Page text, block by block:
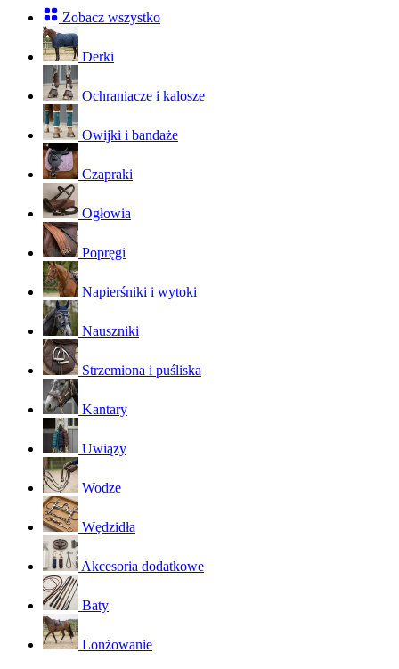
Zobacz wszystko
Derki
Ochraniacze i kalosze
Owijki i bandaże
Czapraki
Ogłowia
Popręgi
Napierśniki i wytoki
Nauszniki
Strzemiona i puśliska
Kantary
Uwiązy
Wodze
Wędzidła
Akcesoria dodatkowe
Baty
Lonżowanie